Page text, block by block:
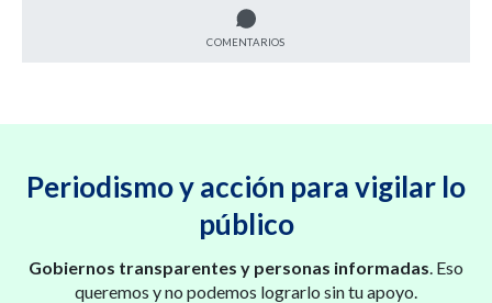
COMENTARIOS
Periodismo y acción para vigilar lo
público
Gobiernos transparentes y personas informadas. Eso
queremos y no podemos lograrlo sin tu apoyo.